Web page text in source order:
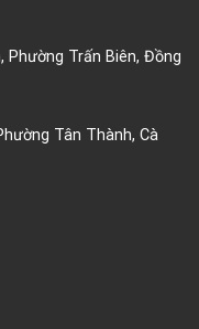
Phường Trấn Biên, Đồng
Tân Thành, Cà